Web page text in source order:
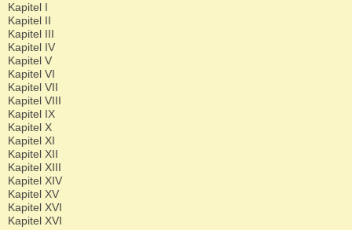
Kapitel I
Kapitel II
Kapitel III
Kapitel IV
Kapitel V
Kapitel VI
Kapitel VII
Kapitel VIII
Kapitel IX
Kapitel X
Kapitel XI
Kapitel XII
Kapitel XIII
Kapitel XIV
Kapitel XV
Kapitel XVI
Kapitel XVI